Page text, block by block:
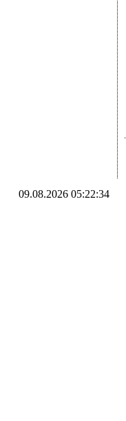
09.08.2026 05:22:34